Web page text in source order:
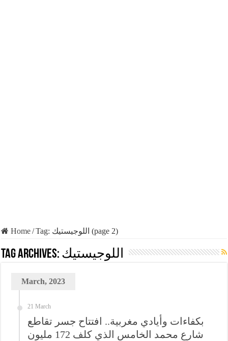
Home/Tag: اللوجيستيك (page 2)
Tag Archives: اللوجيستيك
March, 2023
21 March
بكفاءات وأيادي مغربية.. افتتاح جسر تقاطع
شارع محمد الخامس الذي كلف 172 مليون